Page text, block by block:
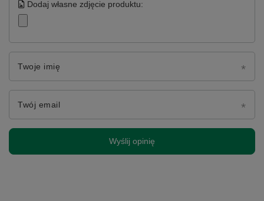
Dodaj własne zdjęcie produktu:
Twoje imię
Twój email
Wyślij opinię